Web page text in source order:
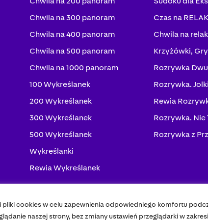
cookies w celu zapewnienia odpowiedniego komfortu
naszej strony, bez zmiany ustawień przeglądarki w
Chwila na 300 panoram
Chwila na 400 panoram
Chwila na 500 panoram
Chwila na 1000 panoram
100 Wykreślanek
200 Wykreślanek
300 Wykreślanek
500 Wykreślanek
Wykreślanki
Rewia Wykreślanek
Czas na
Chwila na
Krzyżówki,
Rozrywka
Rozrywka. Jolki
Rewia
Rozrywka. Nie
Rozrywka z